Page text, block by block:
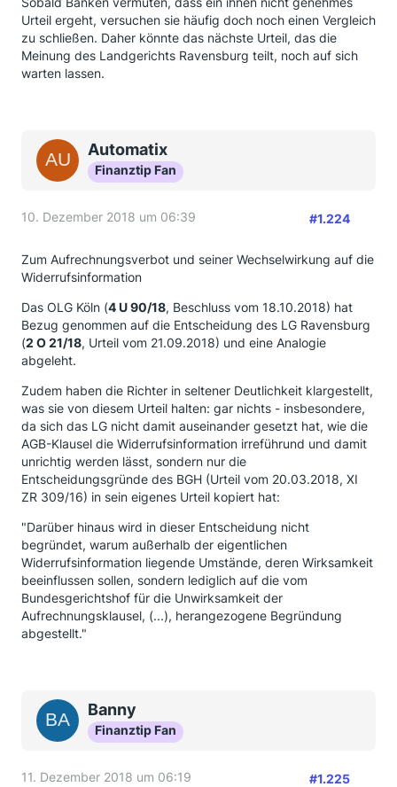
Urteil ergeht, versuchen sie häufig doch noch einen Vergleich
zu schließen. Daher könnte das nächste Urteil, das die
Meinung des Landgerichts Ravensburg teilt, noch auf sich
warten lassen.
Automatix
Finanztip Fan
10. Dezember 2018 um 06:39 #1.224
Zum Aufrechnungsverbot und seiner Wechselwirkung auf die
Widerrufsinformation
Das OLG Köln (4 U 90/18, Beschluss vom 18.10.2018) hat
Bezug genommen auf die Entscheidung des LG Ravensburg
(2 O 21/18, Urteil vom 21.09.2018) und eine Analogie
abgeleht.
Zudem haben die Richter in seltener Deutlichkeit klargestellt,
was sie von diesem Urteil halten: gar nichts - insbesondere,
da sich das LG nicht damit auseinander gesetzt hat, wie die
AGB-Klausel die Widerrufsinformation irreführund und damit
unrichtig werden lässt, sondern nur die
Entscheidungsgründe des BGH (Urteil vom 20.03.2018, XI
ZR 309/16) in sein eigenes Urteil kopiert hat:
"Darüber hinaus wird in dieser Entscheidung nicht
begründet, warum außerhalb der eigentlichen
Widerrufsinformation liegende Umstände, deren Wirksamkeit
beeinflussen sollen, sondern lediglich auf die vom
Bundesgerichtshof für die Unwirksamkeit der
Aufrechnungsklausel, (...), herangezogene Begründung
abgestellt."
Banny
Finanztip Fan
11. Dezember 2018 um 06:19 #1.225